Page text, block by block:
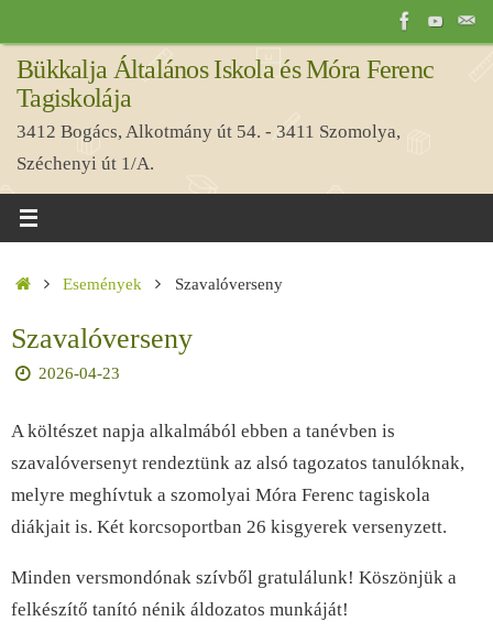
a
tartalomra
Bükkalja Általános Iskola és Móra Ferenc
Tagiskolája
3412 Bogács, Alkotmány út 54. - 3411 Szomolya,
Széchenyi út 1/A.
HomeEsemények Szavalóverseny
Szavalóverseny
2026-04-23
A költészet napja alkalmából ebben a tanévben is
szavalóversenyt rendeztünk az alsó tagozatos tanulóknak,
melyre meghívtuk a szomolyai Móra Ferenc tagiskola
diákjait is. Két korcsoportban 26 kisgyerek versenyzett.
Minden versmondónak szívből gratulálunk! Köszönjük a
felkészítő tanító nénik áldozatos munkáját!